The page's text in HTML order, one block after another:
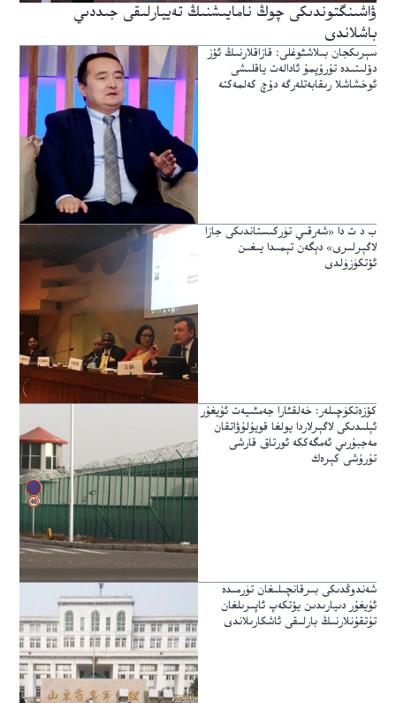
ۋاشىنگتوندىكى چوڭ نامايىشنىڭ تەييارلىقى جىددىي
باشلاندى
سېرىكجان بىلاشئوغلى: قازاقلارنىڭ ئۆز
دۆلىتىدە تۇرۇپمۇ ئادالەت ياقلىشى
ئوخشاشلا رىقابەتلەرگە دۇچ كەلمەكتە
ب د ت دا «شەرقىي تۈركىستاندىكى جازا
لاگېرلىرى» دېگەن تېمىدا يىغىن
ئۆتكۈزۈلدى
كۆزەتكۈچىلەر: خەلقئارا جەمئىيەت ئۇيغۇر
ئېلىدىكى لاگېرلاردا يولغا قويۇلۇۋاتقان
مەجبۇرىي ئەمگەككە ئورتاق قارشى
تۇرۇشى كېرەك
شەندوڭدىكى بىرقانچىلىغان تۈرمىدە
ئۇيغۇر دىيارىدىن يۆتكەپ ئاپىرىلغان
تۇتقۇنلارنىڭ بارلىقى ئاشكارىلاندى